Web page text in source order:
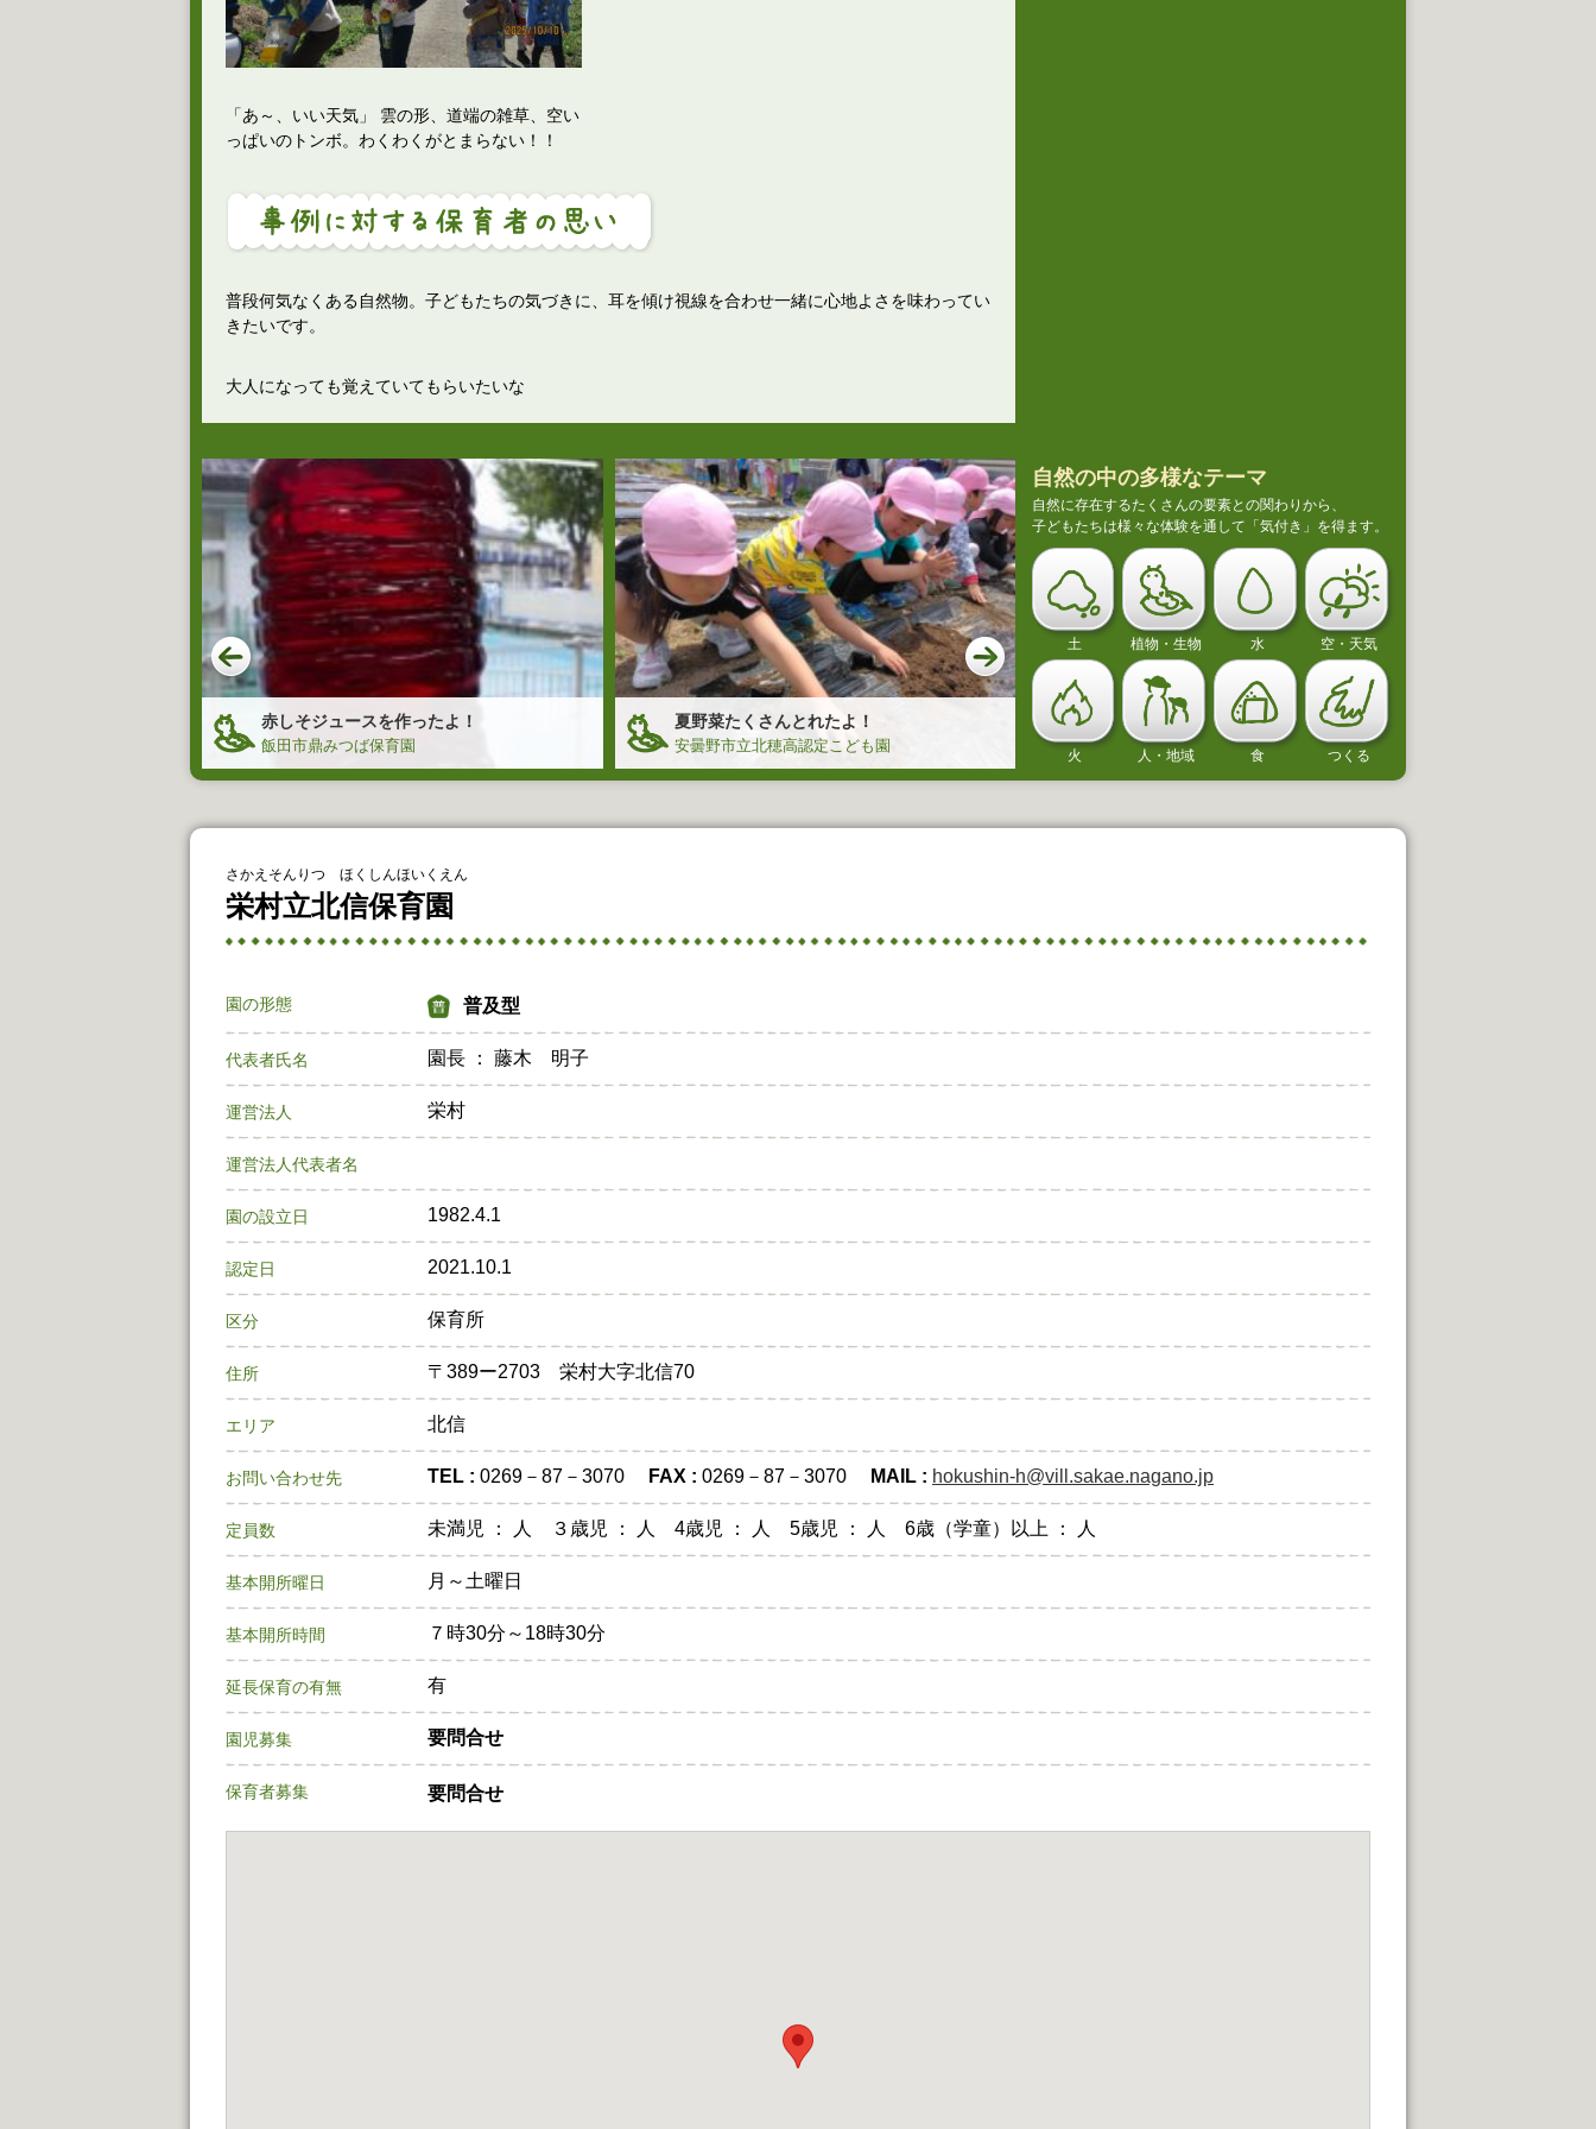
「あ～、いい天気」 雲の形、道端の雑草、空い
っぱいのトンボ。わくわくがとまらない！！
普段何気なくある自然物。子どもたちの気づきに、耳を傾け視線を合わせ一緒に心地よさを味わってい
きたいです。
大人になっても覚えていてもらいたいな
赤しそジュースを作ったよ！
飯田市鼎みつば保育園
夏野菜たくさんとれたよ！
安曇野市立北穂高認定こども園
まいた種から芽が出たよ！
安曇野市立有明あおぞら認定こども園
自然の中の多様なテーマ
自然に存在するたくさんの要素との関わりから、
子どもたちは様々な体験を通して「気付き」を得ます。
土 植物・生物 水 空・天気
火 人・地域 食 つくる
さかえそんりつ ほくしんほいくえん
栄村立北信保育園
園の形態 普及型
代表者氏名 園長 ： 藤木 明子
運営法人 栄村
運営法人代表者名
園の設立日 1982.4.1
認定日 2021.10.1
区分 保育所
住所 〒389ー2703 栄村大字北信70
エリア 北信
お問い合わせ先 TEL : 0269－87－3070 FAX : 0269－87－3070 MAIL : hokushin-h@vill.sakae.nagano.jp
定員数 未満児 ： 人 ３歳児 ： 人 4歳児 ： 人 5歳児 ： 人 6歳（学童）以上 ： 人
基本開所曜日 月～土曜日
基本開所時間 ７時30分～18時30分
延長保育の有無 有
園児募集 要問合せ
保育者募集 要問合せ